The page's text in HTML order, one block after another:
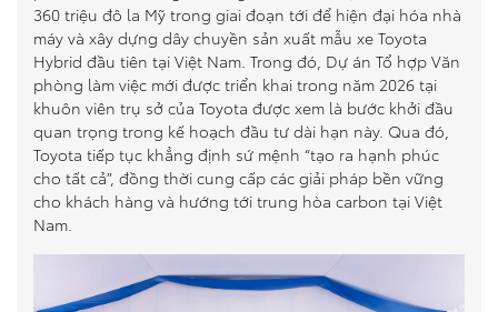
360 triệu đô la Mỹ trong giai đoạn tới để hiện đại hóa nhà
máy và xây dựng dây chuyền sản xuất mẫu xe Toyota
Hybrid đầu tiên tại Việt Nam. Trong đó, Dự án Tổ hợp Văn
phòng làm việc mới được triển khai trong năm 2026 tại
khuôn viên trụ sở của Toyota được xem là bước khởi đầu
quan trọng trong kế hoạch đầu tư dài hạn này. Qua đó,
Toyota tiếp tục khẳng định sứ mệnh “tạo ra hạnh phúc
cho tất cả”, đồng thời cung cấp các giải pháp bền vững
cho khách hàng và hướng tới trung hòa carbon tại Việt
Nam.